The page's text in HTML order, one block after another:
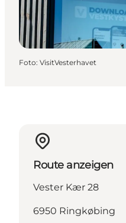
Foto: VisitVesterhavet
Route anzeigen
Vester Kær 28
6950 Ringkøbing